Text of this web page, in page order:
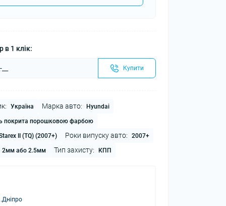
в 1 клік:
Купити
Україна Марка авто: Hyundai
покрита порошковою фарбою
II (TQ) (2007+) Роки випуску авто: 2007+
2мм або 2.5мм Тип захисту: КПП